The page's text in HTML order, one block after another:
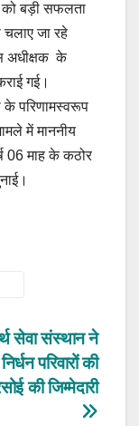
को बड़ी सफलता
चलाए जा रहे
अधीक्षक के
गई।
के परिणामस्वरूप
में माननीय
06 माह के कठोर
सेवा संस्थान ने
परिवारों की
की जिम्मेदारी